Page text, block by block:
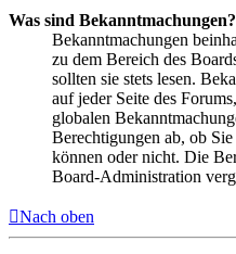
Was sind Bekanntmachungen?
Bekanntmachungen
zu dem Bereich des
sollten sie stets lesen.
auf jeder Seite des
globalen
Berechtigungen ab, ob
können oder nicht. Die
Board-Administration
Nach oben